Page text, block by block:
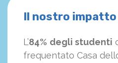
Il nostro impatto
L’84% degli studenti
frequentato Casa